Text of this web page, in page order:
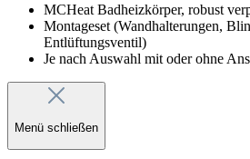
MCHeat Badheizkörper, robust
Montageset (Wandhalterungen,
Entlüftungsventil)
Je nach Auswahl mit oder ohne
Menü schließen